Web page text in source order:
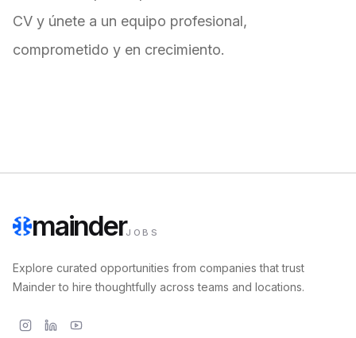
CV y únete a un equipo profesional,
comprometido y en crecimiento.
mainderJOBS
Explore curated opportunities from companies that trust
Mainder to hire thoughtfully across teams and locations.